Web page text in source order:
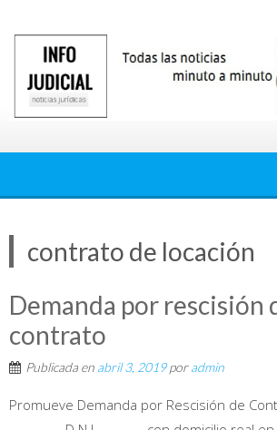
contenido
contrato de locación
Demanda por rescisión
contrato
Publicada en abril 3, 2019poradmin
Promueve Demanda por Rescisión de